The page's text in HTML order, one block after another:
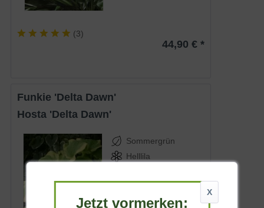
(3)
44,90 € *
Funkie 'Delta Dawn'
Hosta 'Delta Dawn'
Sommergrün
Helllila
schattig
X
Jetzt vormerken: